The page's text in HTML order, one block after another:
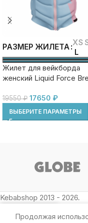
РАЗМЕР ЖИЛЕТА XS
L
Жилет для вейкборда
женский Liquid Force
19550₽ 17650 ₽
ВЫБЕРИТЕ ПАРАМЕТРЫ
Kebabshop 2013 - 2026.
Продолжая